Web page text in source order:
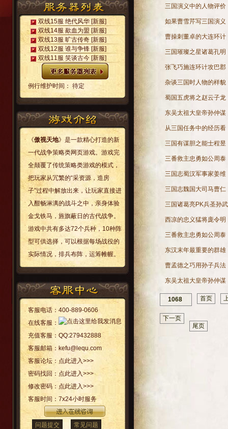
双线15服 绝代风华 [新服]
双线14服 歃血为盟 [新服]
双线13服 旷古传奇 [新服]
双线12服 谁与争锋 [新服]
双线11服 笑谈古今 [新服]
例行维护时间： 待定
《傲视天地》是一款精心打造的新
一代战争策略类网页游戏。游戏完
全颠覆了传统策略类游戏的模式，
把玩家从冗繁的“采资源，造房
子”过程中解放出来，让玩家直接进
入酣畅淋漓的战斗之中，亲身体验
金戈铁马，旌旗蔽日的古代战争。
游戏中共有多达72个兵种，10种阵
型可供选择，可以根据每场战役的
实际情况，排兵布阵，运筹帷幄。
客服电话： 400-889-0606
在线客服：
充值客服： QQ:279432888
客服邮箱： kefu@lequ.com
客服论坛： 点此进入>>>
密码找回： 点此进入>>>
修改密码： 点此进入>>>
客服时间： 7x24小时服务
问题提交 常见问题
三国演义中的人物评价
如果曹雪芹写三国演义
曹操刺董卓的大连环计
三国璀璨之星诸葛孔明
张飞巧施连环计攻巴郡
杂谈三国时人物的样貌
蜀国五虎将之赵云子龙
东吴太祖大皇帝孙仲谋
从三国任务中的经历看
三国有谋胆之能士程昱
三番救主忠勇如公周泰
三国志蜀汉军事家姜维
三国志魏国大司马曹仁
三国诸葛亮PK兵圣孙武
西凉的忠义猛将庞令明
三番救主忠勇如公周泰
东汉末年最重要的群雄
曹孟德之巧用孙子兵法
东吴太祖大皇帝孙仲谋
1068 首页
下一页
尾页